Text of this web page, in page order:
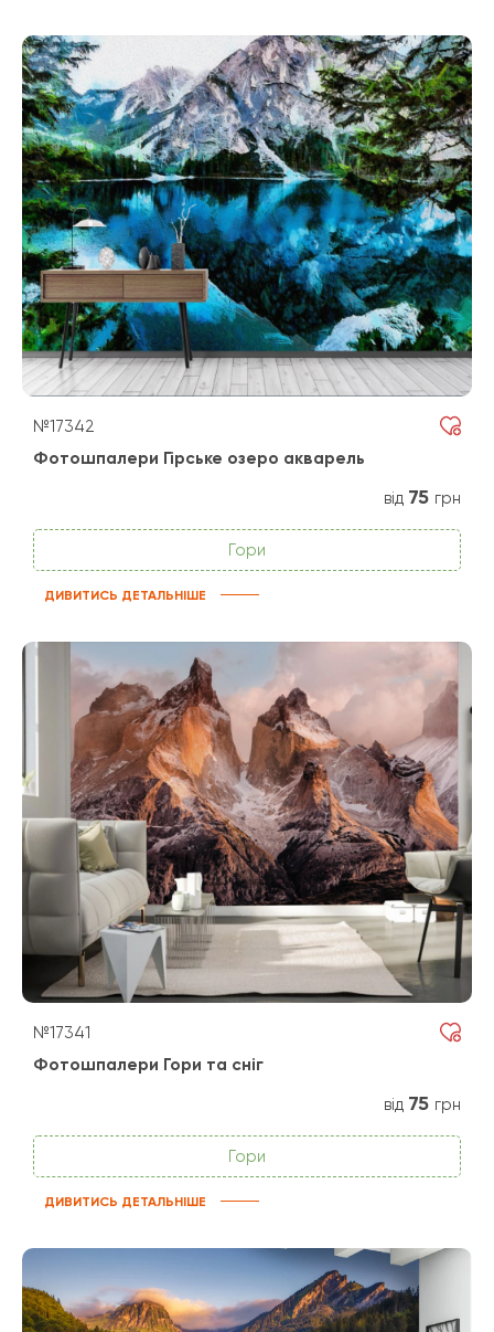
№17342
Фотошпалери Гірське озеро акварель
від 75 грн
Гори
ДИВИТИСЬ ДЕТАЛЬНІШЕ
№17341
Фотошпалери Гори та сніг
від 75 грн
Гори
ДИВИТИСЬ ДЕТАЛЬНІШЕ